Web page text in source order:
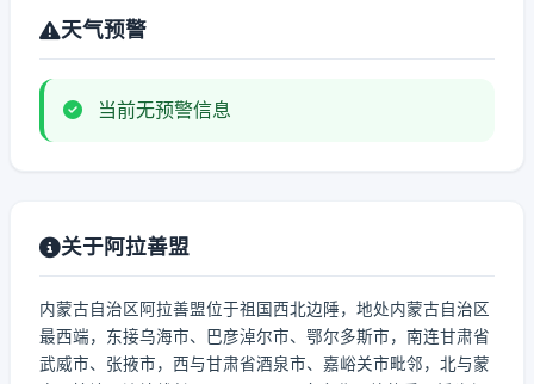
天气预警
当前无预警信息
关于阿拉善盟
内蒙古自治区阿拉善盟位于祖国西北边陲，地处内蒙古自治区
最西端，东接乌海市、巴彦淖尔市、鄂尔多斯市，南连甘肃省
武威市、张掖市，西与甘肃省酒泉市、嘉峪关市毗邻，北与蒙